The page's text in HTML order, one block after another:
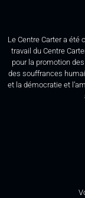
Le Centre Carter a été
travail du Centre
pour la promotion
des souffrances
et la démocratie et